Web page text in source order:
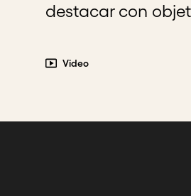
destacar con
Video